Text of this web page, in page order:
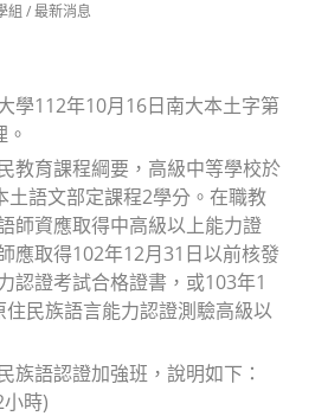
組 /最新消息
學112年10月16日南大本土字第
教育課程綱要，高級中等學校於
土語文部定課程2學分。在職教
師資應取得中高級以上能力證
應取得102年12月31日以前核發
認證考試合格證書，或103年1
民族語言能力認證測驗高級以
族語認證加強班，說明如下：
時)